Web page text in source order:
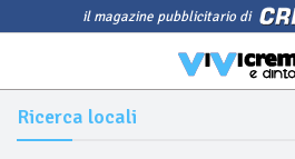
il magazine pubblicitario di
Ricerca locali